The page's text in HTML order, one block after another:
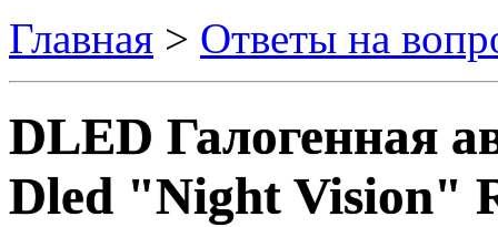
Главная > Ответы на
DLED Галогенная
Dled "Night Vision"